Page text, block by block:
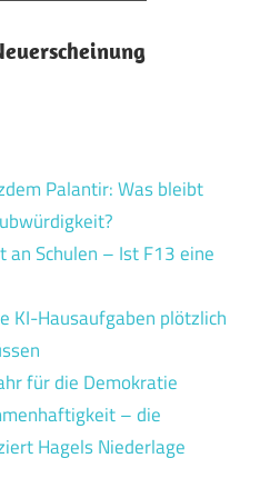
Palantir: Was bleibt
an Schulen – Ist F13 eine
KI-Hausaufgaben plötzlich
für die Demokratie
– die
Hagels Niederlage